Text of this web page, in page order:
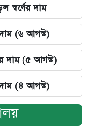
স্বর্ণের দাম
(৬ আগস্ট)
দাম (৫ আগস্ট)
(৪ আগস্ট)